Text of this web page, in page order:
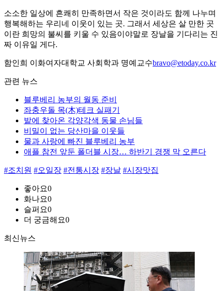
소소한 일상에 흔쾌히 만족하면서 작은 것이라도 함께 나누며
행복해하는 우리네 이웃이 있는 곳. 그래서 세상은 살 만한 곳
이란 희망의 불씨를 키울 수 있음이야말로 장날을 기다리는 진
짜 이유일 게다.
함인희 이화여자대학교 사회학과 명예교수bravo@etoday.co.kr
관련 뉴스
블루베리 농부의 월동 준비
좌충우돌 목(木)테크 실패기
밭에 찾아온 각양각색 동물 손님들
비밀이 없는 당산마을 이웃들
물과 사랑에 빠진 블루베리 농부
애플 참전 앞둔 폴더블 시장… 하반기 경쟁 막 오른다
#조치원 #오일장 #전통시장 #장날 #시장맛집
좋아요0
화나요0
슬퍼요0
더 궁금해요0
최신뉴스